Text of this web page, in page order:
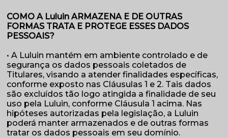
COMO A Luluin ARMAZENA E DE OUTRAS
FORMAS TRATA E PROTEGE ESSES DADOS
PESSOAIS?
• A Luluin mantém em ambiente controlado e de
segurança os dados pessoais coletados de
Titulares, visando a atender finalidades específicas,
conforme exposto nas Cláusulas 1 e 2. Tais dados
são excluídos tão logo atingida a finalidade de seu
uso pela Luluin, conforme Cláusula 1 acima. Nas
hipóteses autorizadas pela legislação, a Luluin
poderá manter armazenados e de outras formas
tratar os dados pessoais em seu domínio.